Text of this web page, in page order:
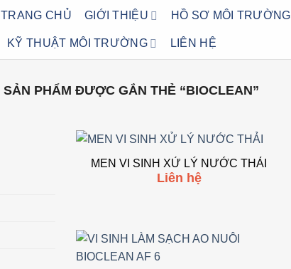
TRANG CHỦ GIỚI THIỆU HỒ SƠ MÔI TRƯỜNG
KỸ THUẬT MÔI TRƯỜNG LIÊN HỆ
SẢN PHẨM ĐƯỢC GẮN THẺ “BIOCLEAN”
MEN VI SINH XỬ LÝ NƯỚC THẢI
Liên hệ